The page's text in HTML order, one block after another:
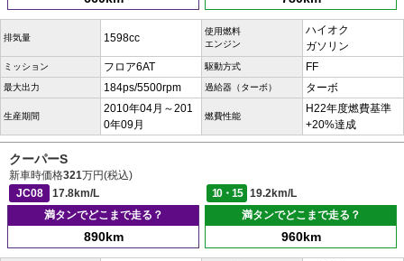
排気量 1598cc
使用燃料
エンジン
ハイオク
ガソリン
ミッション フロア6AT 駆動方式 FF
最大出力 184ps/5500rpm 過給器（ターボ） ターボ
生産期間
2010年04月～201
0年09月
燃費性能
H22年度燃費基準
+20%達成
クーパーS
新車時価格321万円(税込)
JC08
17.8km/L 10・15
19.2km/L
満タンでどこまで走る？
890km
満タンでどこまで走る？
960km